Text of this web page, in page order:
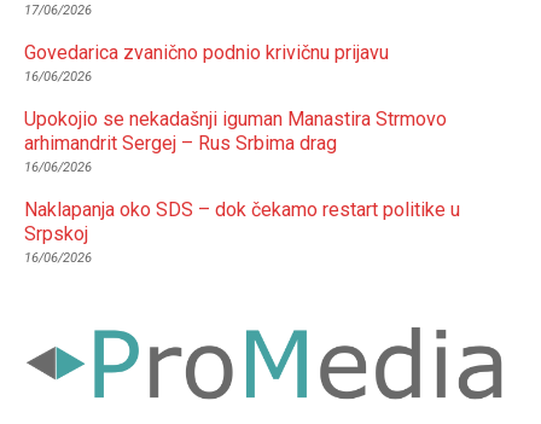
17/06/2026
Govedarica zvanično podnio krivičnu prijavu
16/06/2026
Upokojio se nekadašnji iguman Manastira Strmovo
arhimandrit Sergej – Rus Srbima drag
16/06/2026
Naklapanja oko SDS – dok čekamo restart politike u
Srpskoj
16/06/2026